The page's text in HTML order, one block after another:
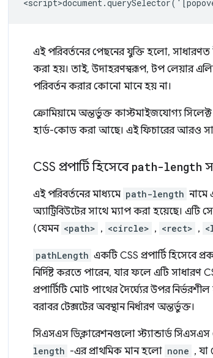
এই পরিবর্তনের পেছনের যুক্তি হলো, সাধারণত
করা হয়। তাই, উদাহরণস্বরূপ, টপ লেয়ার
পরিবর্তন করার কোনো মানে হয় না।
ক্রোমিয়ামে অন্তর্ভুক্ত কাস্টমাইজযোগ্য
হার্ড-কোড করা আছে। এই ফিচারের আরও
CSS প্রপার্টি হিসেবে path-length
এই পরিবর্তনের মাধ্যমে path-length নামে
অ্যাট্রিবিউটের সাথে ম্যাপ করা হয়েছে। এটি
(যেমন <path> , <circle> , <rect> ,
pathLength একটি CSS প্রপার্টি হিসেবে
নির্দিষ্ট করতে পারেন, যার ফলে এটি সাধারণ
প্রপার্টিটি মোট পাথের দৈর্ঘ্যের উপর
বরাবর টেক্সটের অবস্থান নির্ধারণ অন্তর্ভুক্ত।
সিএসএস ডিক্লারেশনগুলো স্ট্যান্ডার্ড
length -এর প্রাথমিক মান হলো none , যা